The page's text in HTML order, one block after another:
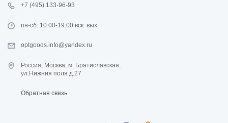
+7 (495) 133-96-93
пн-сб: 10:00-19:00 вск: вых
optgoods.info@yandex.ru
Россия, Москва, м. Братиславская,
ул.Нижния поля д.27
Обратная связь